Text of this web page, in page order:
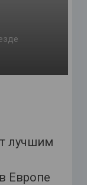
лучшим
Европе